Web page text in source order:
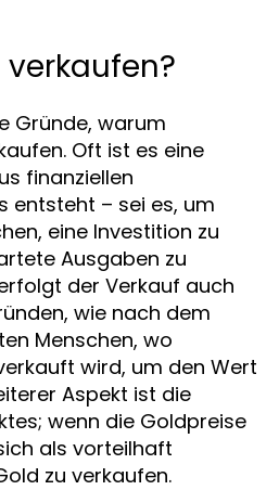
Gründe, warum
Oft ist es eine
finanziellen
entsteht – sei es, um
eine Investition zu
Ausgaben zu
der Verkauf auch
wie nach dem
Menschen, wo
wird, um den Wert
Aspekt ist die
wenn die Goldpreise
als vorteilhaft
zu verkaufen.